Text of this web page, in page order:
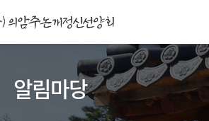
알림마당